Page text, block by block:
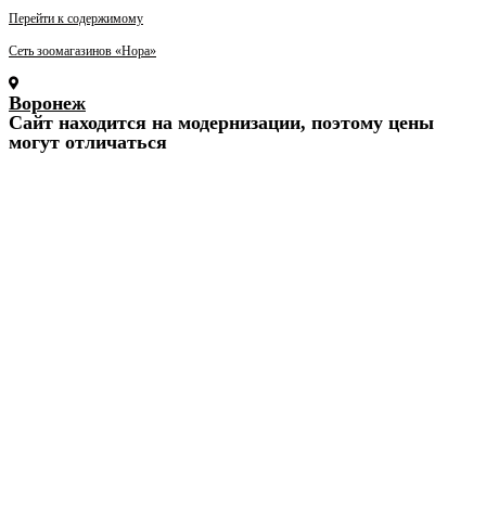
Перейти к содержимому
Сеть зоомагазинов «Нора»
Воронеж
Cайт находится на модернизации, поэтому цены
могут отличаться